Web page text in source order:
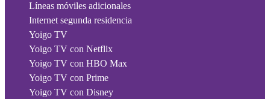
Líneas móviles adicionales
Internet segunda residencia
Yoigo TV
Yoigo TV con Netflix
Yoigo TV con HBO Max
Yoigo TV con Prime
Yoigo TV con Disney